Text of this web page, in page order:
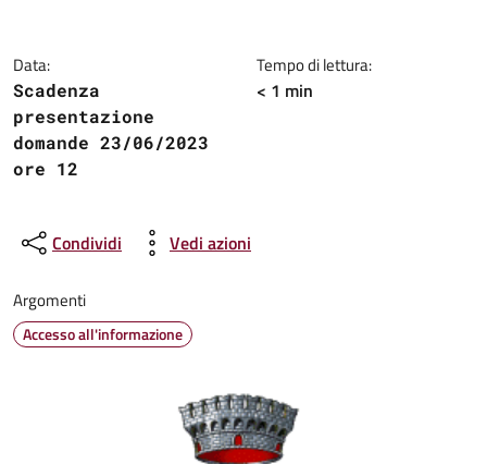
Data:
Scadenza
presentazione
domande 23/06/2023
ore 12
Tempo di lettura:
< 1 min
Condividi Vedi azioni
Argomenti
Accesso all'informazione